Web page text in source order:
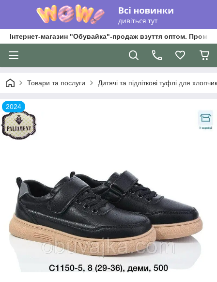
Інтернет-магазин "Обувайка"-продаж взуття оптом.
Товари та послуги Дитячі та підліткові туфлі для
2024